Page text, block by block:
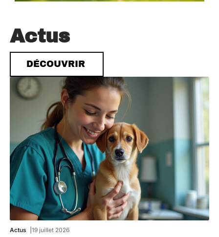
Actus
DÉCOUVRIR
Actus 19 juillet 2026